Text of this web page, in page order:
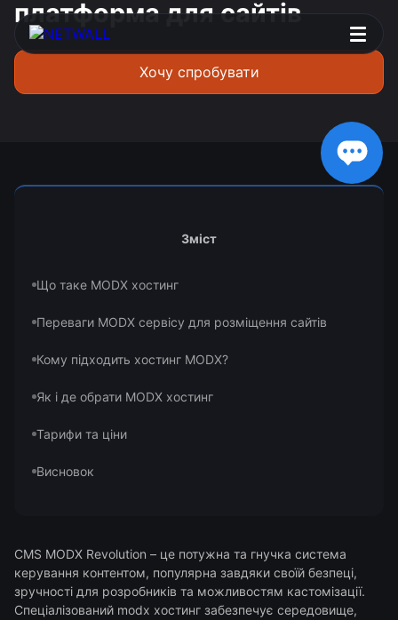
платформа для сайтів
Хочу спробувати
Зміст
Що таке MODX хостинг
Переваги MODX сервісу для розміщення сайтів
Кому підходить хостинг MODX?
Як і де обрати MODX хостинг
Тарифи та ціни
Висновок
CMS MODX Revolution – це потужна та гнучка система
керування контентом, популярна завдяки своїй безпеці,
зручності для розробників та можливостям кастомізації.
Спеціалізований modx хостинг забезпечує середовище,